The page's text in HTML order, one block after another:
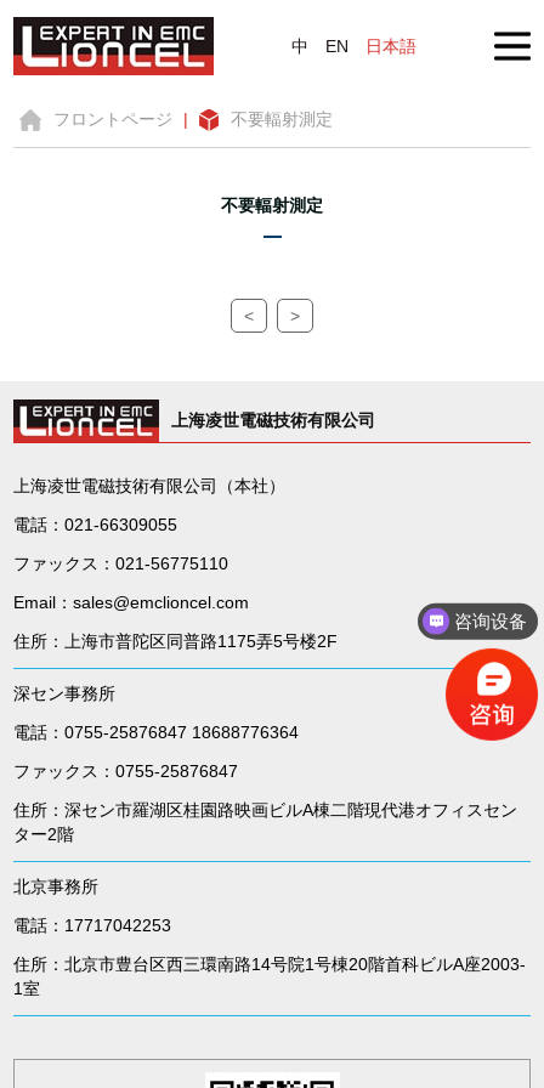
中 EN 日本語
フロントページ | 不要輻射測定
不要輻射測定
< >
上海凌世電磁技術有限公司
上海凌世電磁技術有限公司（本社）
電話：021-66309055
ファックス：021-56775110
Email：sales@emclioncel.com
住所：上海市普陀区同普路1175弄5号楼2F
深セン事務所
電話：0755-25876847 18688776364
ファックス：0755-25876847
住所：深セン市羅湖区桂園路映画ビルA棟二階現代港オフィスセン
ター2階
北京事務所
電話：17717042253
住所：北京市豊台区西三環南路14号院1号棟20階首科ビルA座2003-
1室
咨询设备